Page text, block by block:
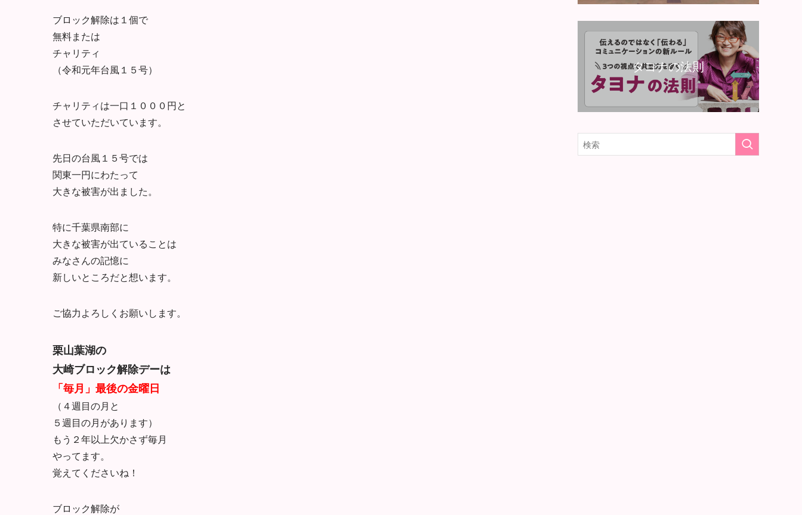
ブロック解除は１個で
無料または
チャリティ
（令和元年台風１５号）
チャリティは一口１０００円と
させていただいています。
先日の台風１５号では
関東一円にわたって
大きな被害が出ました。
特に千葉県南部に
大きな被害が出ていることは
みなさんの記憶に
新しいところだと想います。
ご協力よろしくお願いします。
栗山葉湖の
大崎ブロック解除デーは
「毎月」最後の金曜日
（４週目の月と
５週目の月があります）
もう２年以上欠かさず毎月
やってます。
覚えてくださいね！
ブロック解除が
タヨナの法則